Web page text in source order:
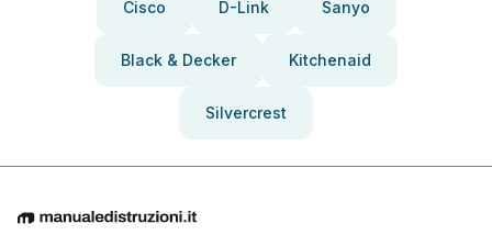
Cisco D-Link Sanyo
Black & Decker Kitchenaid
Silvercrest